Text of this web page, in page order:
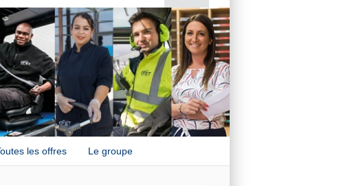
les offres Le groupe